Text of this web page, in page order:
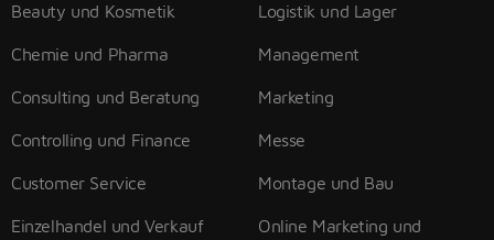
Beauty und Kosmetik
Chemie und Pharma
Consulting und Beratung
Controlling und Finance
Customer Service
Einzelhandel und Verkauf
Logistik und Lager
Management
Marketing
Messe
Montage und Bau
Online Marketing und